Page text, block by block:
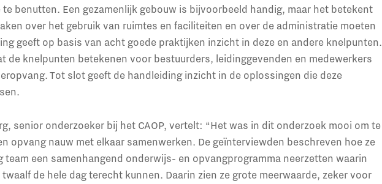
benutten. Een gezamenlijk gebouw is bijvoorbeeld handig, maar het betekent
over het gebruik van ruimtes en faciliteiten en over de administratie moeten
geeft op basis van acht goede praktijken inzicht in deze en andere knelpunten.
de knelpunten betekenen voor bestuurders, leidinggevenden en medewerkers
Tot slot geeft de handleiding inzicht in de oplossingen die deze
senior onderzoeker bij het CAOP, vertelt: “Het was in dit onderzoek mooi om te
opvang nauw met elkaar samenwerken. De geïnterviewden beschreven hoe ze
team een samenhangend onderwijs- en opvangprogramma neerzetten waarin
de hele dag terecht kunnen. Daarin zien ze grote meerwaarde, zeker voor